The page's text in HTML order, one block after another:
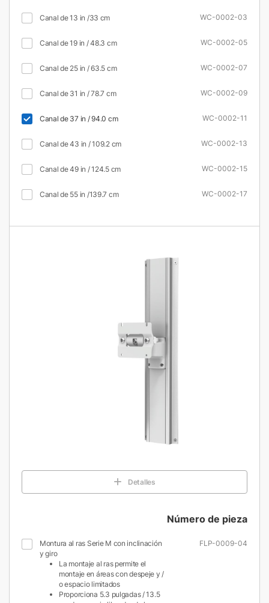
Canal de 13 in /33 cm WC-0002-03
Canal de 19 in / 48.3 cm WC-0002-05
Canal de 25 in / 63.5 cm WC-0002-07
Canal de 31 in / 78.7 cm WC-0002-09
Canal de 37 in / 94.0 cm WC-0002-11
Canal de 43 in / 109.2 cm WC-0002-13
Canal de 49 in / 124.5 cm WC-0002-15
Canal de 55 in /139.7 cm WC-0002-17
Detalles
Número de pieza
Montura al ras Serie M con inclinación
y giro
La montaje al ras permite el
montaje en áreas con despeje y /
o espacio limitados
Proporciona 5.3 pulgadas / 13.5
FLP-0009-04